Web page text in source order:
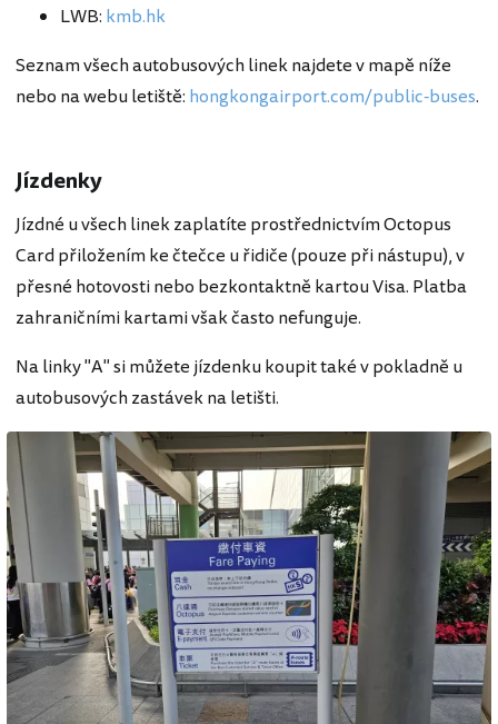
LWB: kmb.hk
Seznam všech autobusových linek najdete v mapě níže
nebo na webu letiště: hongkongairport.com/public-buses.
Jízdenky
Jízdné u všech linek zaplatíte prostřednictvím Octopus
Card přiložením ke čtečce u řidiče (pouze při nástupu), v
přesné hotovosti nebo bezkontaktně kartou Visa. Platba
zahraničními kartami však často nefunguje.
Na linky "A" si můžete jízdenku koupit také v pokladně u
autobusových zastávek na letišti.